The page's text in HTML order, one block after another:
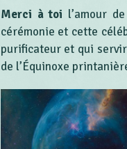
Merci à toi l’amour
cérémonie et cette
purificateur et qui
de l’Équinoxe